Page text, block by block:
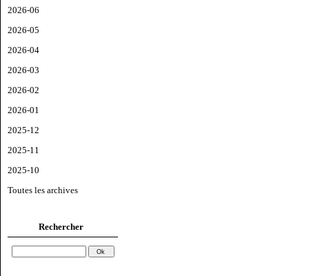
2026-06
2026-05
2026-04
2026-03
2026-02
2026-01
2025-12
2025-11
2025-10
Toutes les archives
Rechercher